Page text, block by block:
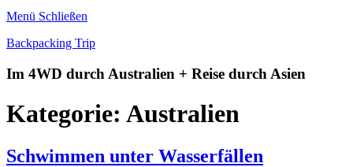
Menü Schließen
Backpacking Trip
Im 4WD durch Australien + Reise durch Asien
Kategorie: Australien
Schwimmen unter Wasserfällen